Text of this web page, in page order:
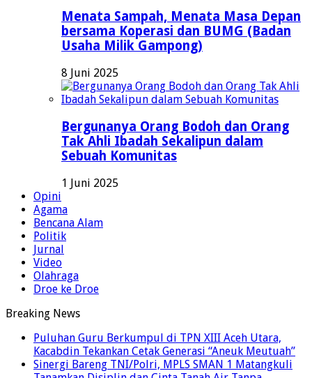
Menata Sampah, Menata Masa Depan
bersama Koperasi dan BUMG (Badan
Usaha Milik Gampong)
8 Juni 2025
Bergunanya Orang Bodoh dan Orang
Tak Ahli Ibadah Sekalipun dalam
Sebuah Komunitas
1 Juni 2025
Opini
Agama
Bencana Alam
Politik
Jurnal
Video
Olahraga
Droe ke Droe
Breaking News
Puluhan Guru Berkumpul di TPN XIII Aceh Utara,
Kacabdin Tekankan Cetak Generasi “Aneuk Meutuah”
Sinergi Bareng TNI/Polri, MPLS SMAN 1 Matangkuli